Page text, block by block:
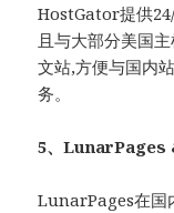
HostGator提供
且与大部分美国
文站,方便与国内
务。
5、LunarPages
LunarPages在国